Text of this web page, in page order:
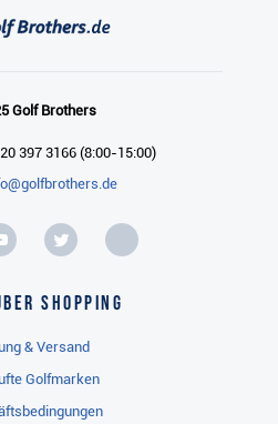
Golf Brothers
397 3166 (8:00-15:00)
Shopping
& Versand
Golfmarken